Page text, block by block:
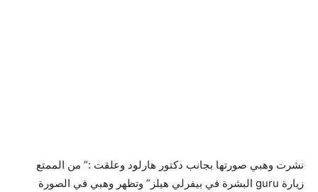
نشرت وهبي صورتها بجانب دكتور هارلود وعلقت :” من الممتع
زيارة guru البشرة في بيفرلي هيلز” وتظهر وهبي في الصورة